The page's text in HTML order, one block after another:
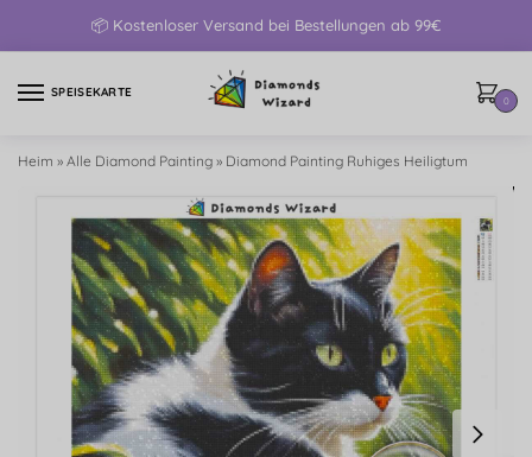
📦 Kostenloser Versand bei Bestellungen ab 99€
SPEISEKARTE
0
Heim » Alle Diamond Painting » Diamond Painting Ruhiges Heiligtum